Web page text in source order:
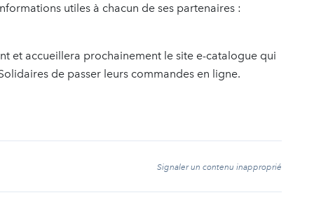
utiles à chacun de ses partenaires :
et accueillera prochainement le site e-catalogue qui
de passer leurs commandes en ligne.
Signaler un contenu inapproprié